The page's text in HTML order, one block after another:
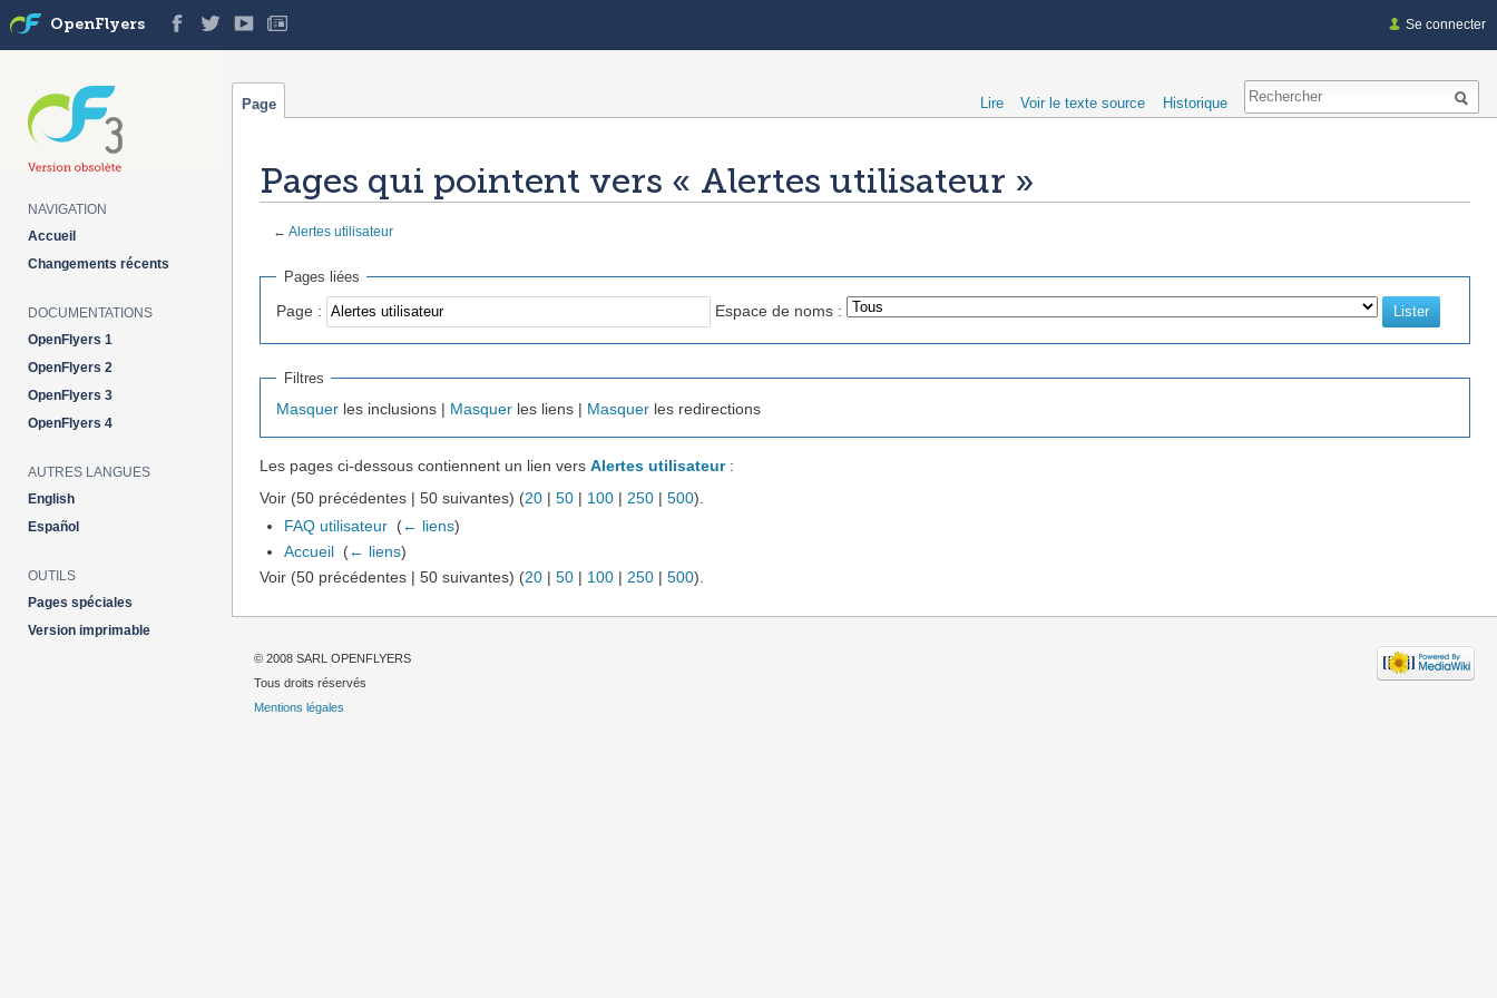
Pages qui pointent vers « Alertes utilisateur »
← Alertes utilisateur
Pages liées
Page : Espace de noms :
Filtres
Masquer les inclusions | Masquer les liens | Masquer les redirections
Les pages ci-dessous contiennent un lien vers Alertes utilisateur:
Voir (50 précédentes | 50 suivantes) (20 | 50 | 100 | 250 | 500).
FAQ utilisateur (← liens)
Accueil (← liens)
Voir (50 précédentes | 50 suivantes) (20 | 50 | 100 | 250 | 500).
Se connecter
Page Lire Voir le texte source Historique
OpenFlyers
NAVIGATION
Accueil
Changements récents
DOCUMENTATIONS
OpenFlyers 1
OpenFlyers 2
OpenFlyers 3
OpenFlyers 4
AUTRES LANGUES
English
Español
OUTILS
Pages spéciales
Version imprimable
© 2008 SARL OPENFLYERS
Tous droits réservés
Mentions légales